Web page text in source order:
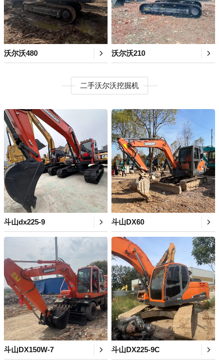
沃尔沃480 沃尔沃210
二手沃尔沃挖掘机
斗山dx225-9 斗山DX60
斗山DX150W-7 斗山DX225-9C